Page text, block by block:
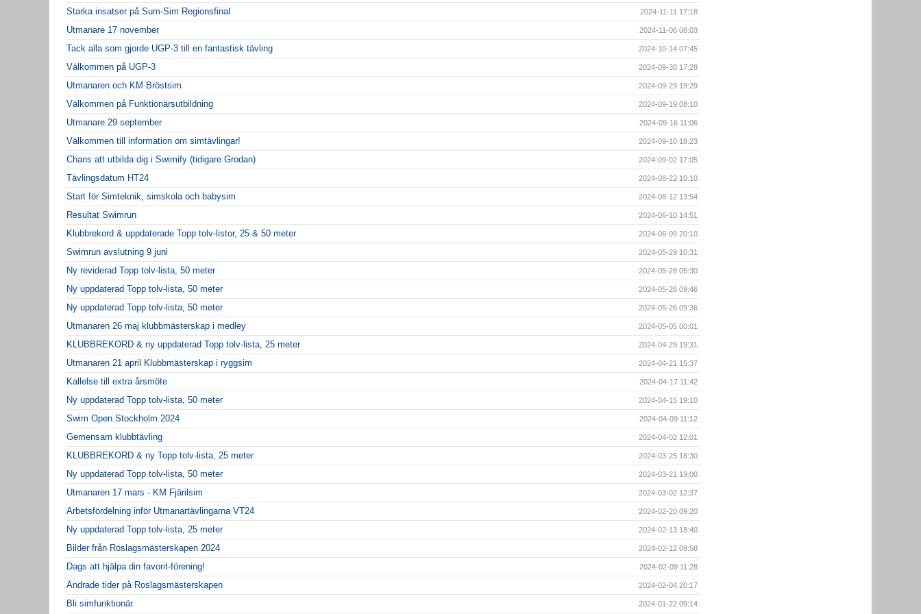
Starka insatser på Sum-Sim Regionsfinal 2024-11-11 17:18
Utmanare 17 november 2024-11-06 08:03
Tack alla som gjorde UGP-3 till en fantastisk tävling 2024-10-14 07:45
Välkommen på UGP-3 2024-09-30 17:28
Utmanaren och KM Bröstsim 2024-09-29 19:29
Välkommen på Funktionärsutbildning 2024-09-19 08:10
Utmanare 29 september 2024-09-16 11:06
Välkommen till information om simtävlingar! 2024-09-10 18:23
Chans att utbilda dig i Swimify (tidigare Grodan) 2024-09-02 17:05
Tävlingsdatum HT24 2024-08-22 10:10
Start för Simteknik, simskola och babysim 2024-08-12 13:54
Resultat Swimrun 2024-06-10 14:51
Klubbrekord & uppdaterade Topp tolv-listor, 25 & 50 meter 2024-06-09 20:10
Swimrun avslutning 9 juni 2024-05-29 10:31
Ny reviderad Topp tolv-lista, 50 meter 2024-05-28 05:30
Ny uppdaterad Topp tolv-lista, 50 meter 2024-05-26 09:46
Ny uppdaterad Topp tolv-lista, 50 meter 2024-05-26 09:36
Utmanaren 26 maj klubbmästerskap i medley 2024-05-05 00:01
KLUBBREKORD & ny uppdaterad Topp tolv-lista, 25 meter 2024-04-29 19:31
Utmanaren 21 april Klubbmästerskap i ryggsim 2024-04-21 15:37
Kallelse till extra årsmöte 2024-04-17 11:42
Ny uppdaterad Topp tolv-lista, 50 meter 2024-04-15 19:10
Swim Open Stockholm 2024 2024-04-09 11:12
Gemensam klubbtävling 2024-04-02 12:01
KLUBBREKORD & ny Topp tolv-lista, 25 meter 2024-03-25 18:30
Ny uppdaterad Topp tolv-lista, 50 meter 2024-03-21 19:00
Utmanaren 17 mars - KM Fjärilsim 2024-03-02 12:37
Arbetsfördelning inför Utmanartävlingarna VT24 2024-02-20 09:20
Ny uppdaterad Topp tolv-lista, 25 meter 2024-02-13 18:40
Bilder från Roslagsmästerskapen 2024 2024-02-12 09:58
Dags att hjälpa din favorit-förening! 2024-02-09 11:28
Ändrade tider på Roslagsmästerskapen 2024-02-04 20:17
Bli simfunktionär 2024-01-22 09:14